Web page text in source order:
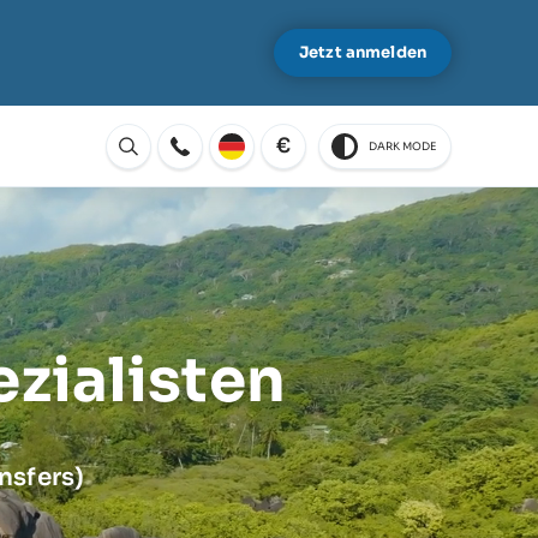
Jetzt anmelden
Öffnen
€ DARK MODE